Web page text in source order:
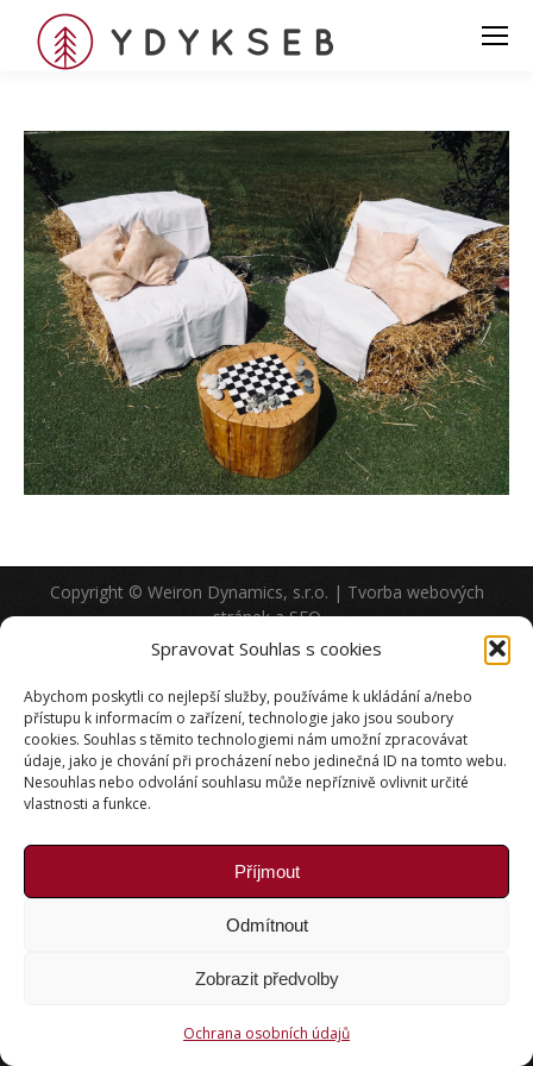
Spravovat Souhlas s cookies
Abychom poskytli co nejlepší služby, používáme k ukládání a/nebo
přístupu k informacím o zařízení, technologie jako jsou soubory
cookies. Souhlas s těmito technologiemi nám umožní zpracovávat
údaje, jako je chování při procházení nebo jedinečná ID na tomto webu.
Nesouhlas nebo odvolání souhlasu může nepříznivě ovlivnit určité
vlastnosti a funkce.
Příjmout
Odmítnout
Zobrazit předvolby
Ochrana osobních údajů
Copyright © Weiron Dynamics, s.r.o. | Tvorba webových
stránekaSEO